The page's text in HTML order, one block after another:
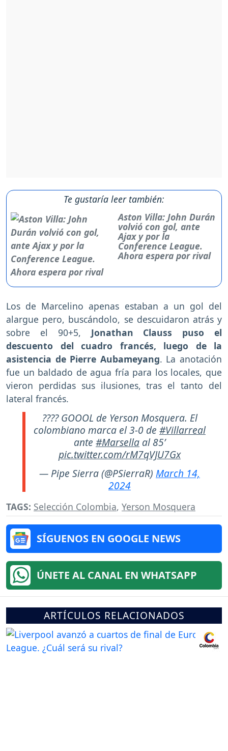
Te gustaría leer también:
Aston Villa: John Durán
volvió con gol, ante
Ajax y por la
Conference League.
Ahora espera por rival
Los de Marcelino apenas estaban a un gol del
alargue pero, buscándolo, se descuidaron atrás y
sobre el 90+5, Jonathan Clauss puso el
descuento del cuadro francés, luego de la
asistencia de Pierre Aubameyang. La anotación
fue un baldado de agua fría para los locales, que
vieron perdidas sus ilusiones, tras el tanto del
lateral francés.
???? GOOOL de Yerson Mosquera. El
colombiano marca el 3-0 de #Villarreal
ante #Marsella al 85’
pic.twitter.com/rM7qVJU7Gx
— Pipe Sierra (@PSierraR) March 14,
2024
TAGS: Selección Colombia, Yerson Mosquera
SÍGUENOS EN GOOGLE NEWS
ÚNETE AL CANAL EN WHATSAPP
ARTÍCULOS RELACIONADOS